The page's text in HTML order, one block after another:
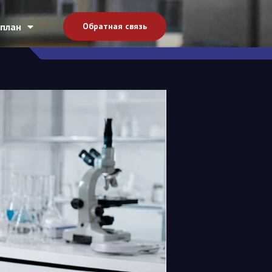
Обратная связь